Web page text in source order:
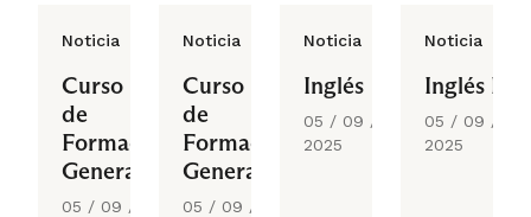
Noticia
Curso
de
Formación
General
05 / 09 /
Noticia
Curso
de
Formación
General
05 / 09 /
Noticia
Inglés
05 / 09 /
2025
Noticia
Inglés II
05 / 09 /
2025